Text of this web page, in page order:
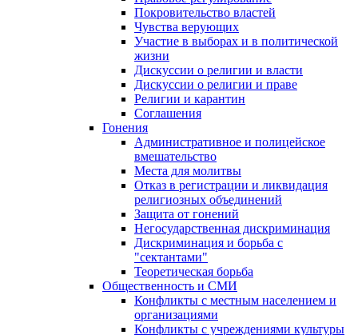
Покровительство властей
Чувства верующих
Участие в выборах и в политической
жизни
Дискуссии о религии и власти
Дискуссии о религии и праве
Религии и карантин
Соглашения
Гонения
Административное и полицейское
вмешательство
Места для молитвы
Отказ в регистрации и ликвидация
религиозных объединений
Защита от гонений
Негосударственная дискриминация
Дискриминация и борьба с
"сектантами"
Теоретическая борьба
Общественность и СМИ
Конфликты с местным населением и
организациями
Конфликты с учреждениями культуры